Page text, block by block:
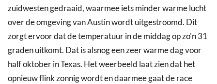
zuidwesten gedraaid, waarmee iets minder warme lucht
over de omgeving van Austin wordt uitgestroomd. Dit
zorgt ervoor dat de temperatuur in de middag op zo'n 31
graden uitkomt. Dat is alsnog een zeer warme dag voor
half oktober in Texas. Het weerbeeld laat zien dat het
opnieuw flink zonnig wordt en daarmee gaat de race